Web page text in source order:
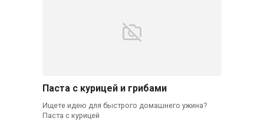
Паста с курицей и грибами
Ищете идею для быстрого домашнего ужина?
Паста с курицей